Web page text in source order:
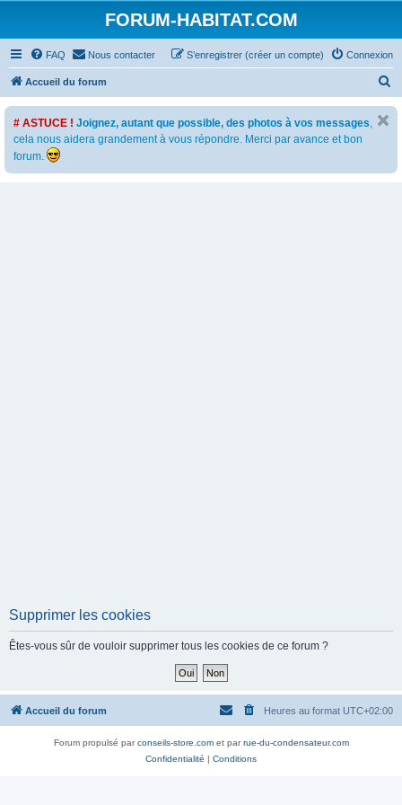
FORUM-HABITAT.COM
FAQ Nous contacter Connexion
S’enregistrer (créer un compte)
Accueil du forum
e
# ASTUCE ! Joignez, autant que possible, des photos à vos messages,
cela nous aidera grandement à vous répondre. Merci par avance et bon
forum.
Supprimer les cookies
Êtes-vous sûr de vouloir supprimer tous les cookies de ce forum ?
Accueil du forum Heures au format UTC+02:00
Forum propulsé parconseils-store.comet parrue-du-condensateur.com
Confidentialité | Conditions